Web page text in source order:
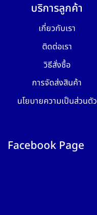
บริการลูกค้า
เกี่ยวกับเรา
ติดต่อเรา
วิธีสั่งซื้อ
การจัดส่งสินค้า
นโยบายความเป็นส่วนตัว
Facebook Page